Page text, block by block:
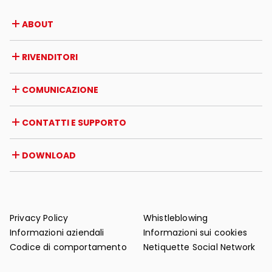
ABOUT
Premi e riconoscimenti
Opportunità di lavoro
Certificazioni
RIVENDITORI
Estero
Iniziative dei rivenditori
COMUNICAZIONE
News
Rassegna stampa
CONTATTI E SUPPORTO
Garanzia
Supporto post-vendita
DOWNLOAD
Privacy Policy
Informazioni aziendali
Codice di comportamento
Whistleblowing
Informazioni sui cookies
Netiquette Social Network